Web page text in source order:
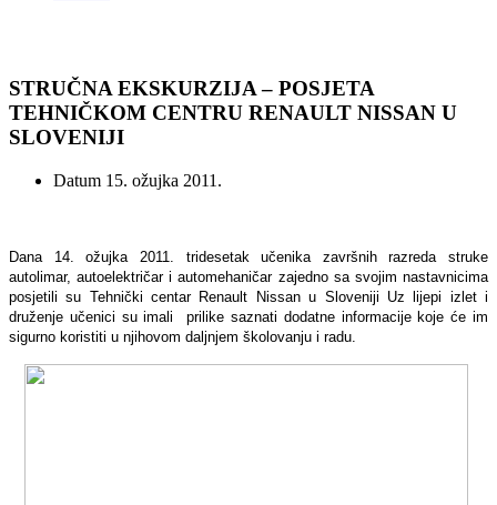
STRUČNA EKSKURZIJA – POSJETA
TEHNIČKOM CENTRU RENAULT NISSAN U
SLOVENIJI
Datum 15. ožujka 2011.
Dana 14. ožujka 2011. tridesetak učenika završnih razreda struke
autolimar, autoelektričar i automehaničar zajedno sa svojim nastavnicima
posjetili su Tehnički centar Renault Nissan u Sloveniji Uz lijepi izlet i
druženje učenici su imali
prilike saznati dodatne informacije koje će im
sigurno koristiti u njihovom daljnjem školovanju i radu.